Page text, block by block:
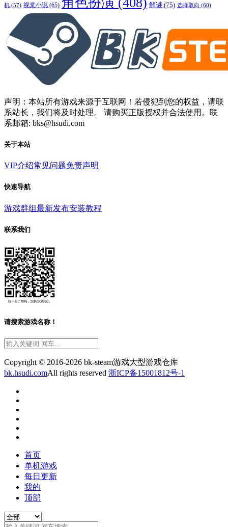
机 (57) 视觉小说 (65) 解谜 (75) 选择取向 (60)
声明：本站所有游戏来源于互联网！若侵犯到您的权益，请联
系站长，我们将及时处理。 请购买正版授权并合法使用。联
系邮箱: bks@hsudi.com
关于本站
VIP介绍常见问题免责声明
快速导航
游戏群组最新发布安装教程
联系我们
请搜索游戏名称！
Copyright © 2016-2026 bk-steam游戏大型游戏仓库
bk.hsudi.comAll rights reserved 浙ICP备15001812号-1
首页
单机游戏
每日更新
我的
顶部